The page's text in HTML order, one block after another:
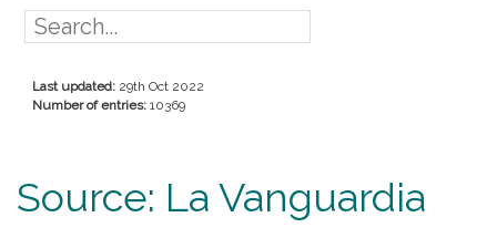
Last updated: 29th Oct 2022
Number of entries: 10369
Source: La Vanguardia